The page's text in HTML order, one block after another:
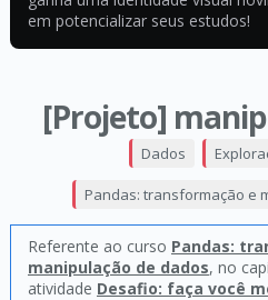
em potencializar seus estudos!
[Projeto]
Dados
Pandas: transformação e
Referente ao curso Pandas:
manipulação de dados, no
atividade Desafio: faça você